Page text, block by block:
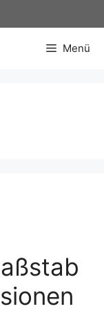
Menü